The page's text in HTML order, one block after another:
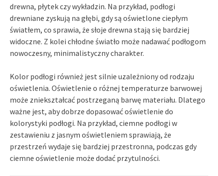
drewna, płytek czy wykładzin. Na przykład, podłogi
drewniane zyskują na głębi, gdy są oświetlone ciepłym
światłem, co sprawia, że słoje drewna stają się bardziej
widoczne. Z kolei chłodne światło może nadawać podłogom
nowoczesny, minimalistyczny charakter.
Kolor podłogi również jest silnie uzależniony od rodzaju
oświetlenia. Oświetlenie o różnej temperaturze barwowej
może zniekształcać postrzeganą barwę materiału. Dlatego
ważne jest, aby dobrze dopasować oświetlenie do
kolorystyki podłogi. Na przykład, ciemne podłogi w
zestawieniu z jasnym oświetleniem sprawiają, że
przestrzeń wydaje się bardziej przestronna, podczas gdy
ciemne oświetlenie może dodać przytulności.